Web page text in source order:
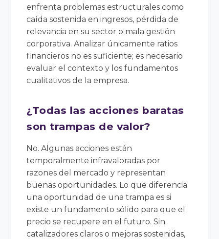
enfrenta problemas estructurales como
caída sostenida en ingresos, pérdida de
relevancia en su sector o mala gestión
corporativa. Analizar únicamente ratios
financieros no es suficiente; es necesario
evaluar el contexto y los fundamentos
cualitativos de la empresa.
¿Todas las acciones baratas
son trampas de valor?
No. Algunas acciones están
temporalmente infravaloradas por
razones del mercado y representan
buenas oportunidades. Lo que diferencia
una oportunidad de una trampa es si
existe un fundamento sólido para que el
precio se recupere en el futuro. Sin
catalizadores claros o mejoras sostenidas,